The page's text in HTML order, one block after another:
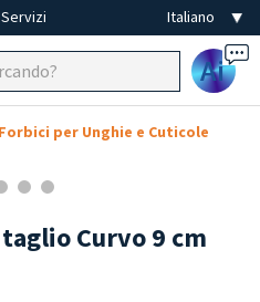
Ai
Forbici per Unghie e Cuticole
Curvo 9 cm